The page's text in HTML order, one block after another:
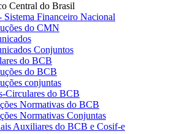
Central do Brasil
Sistema Financeiro Nacional
do CMN
Conjuntos
do BCB
do BCB
conjuntas
Circulares do BCB
Normativas do BCB
Normativas Conjuntas
Auxiliares do BCB e Cosif-e